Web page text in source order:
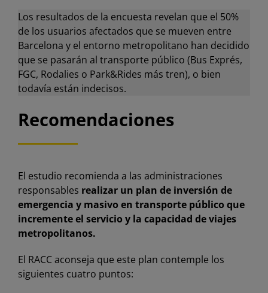
Los resultados de la encuesta revelan que el 50%
de los usuarios afectados que se mueven entre
Barcelona y el entorno metropolitano han decidido
que se pasarán al transporte público (Bus Exprés,
FGC, Rodalies o Park&Rides más tren), o bien
todavía están indecisos.
Recomendaciones
El estudio recomienda a las administraciones
responsables realizar un plan de inversión de
emergencia y masivo en transporte público que
incremente el servicio y la capacidad de viajes
metropolitanos.
El RACC aconseja que este plan contemple los
siguientes cuatro puntos: